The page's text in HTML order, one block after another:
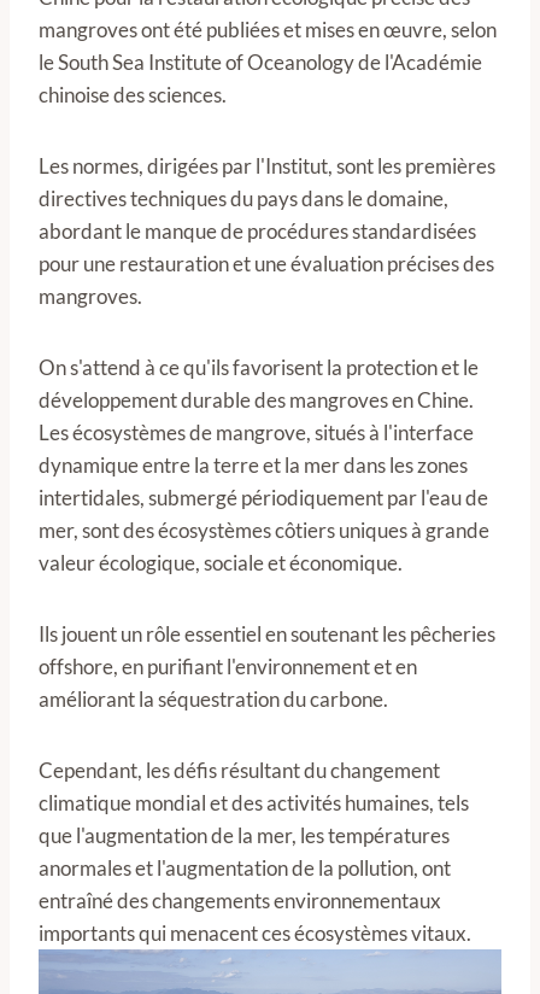
mangroves ont été publiées et mises en œuvre, selon
le South Sea Institute of Oceanology de l'Académie
chinoise des sciences.
Les normes, dirigées par l'Institut, sont les premières
directives techniques du pays dans le domaine,
abordant le manque de procédures standardisées
pour une restauration et une évaluation précises des
mangroves.
On s'attend à ce qu'ils favorisent la protection et le
développement durable des mangroves en Chine.
Les écosystèmes de mangrove, situés à l'interface
dynamique entre la terre et la mer dans les zones
intertidales, submergé périodiquement par l'eau de
mer, sont des écosystèmes côtiers uniques à grande
valeur écologique, sociale et économique.
Ils jouent un rôle essentiel en soutenant les pêcheries
offshore, en purifiant l'environnement et en
améliorant la séquestration du carbone.
Cependant, les défis résultant du changement
climatique mondial et des activités humaines, tels
que l'augmentation de la mer, les températures
anormales et l'augmentation de la pollution, ont
entraîné des changements environnementaux
importants qui menacent ces écosystèmes vitaux.